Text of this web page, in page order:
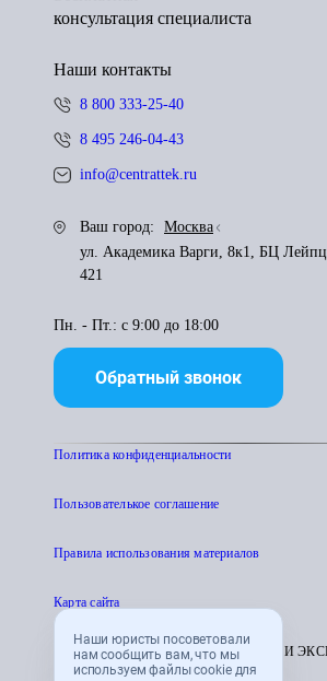
Наши юристы посоветовали
нам сообщить вам, что мы
используем файлы cookie для
консультация специалиста
Наши контакты
8 800 333-25-40
8 495 246-04-43
info@centrattek.ru
Ваш город:
Москва
ул. Академика Варги, 8к1, БЦ
421
Пн. - Пт.: с 9:00 до 18:00
Обратный звонок
Политика конфиденциальности
Пользователькое соглашение
Правила использования материалов
Карта сайта
© 1995 - 2026 «ЦЕНТР АТТЕСТАЦИИ И
CENTRATTEK.RU